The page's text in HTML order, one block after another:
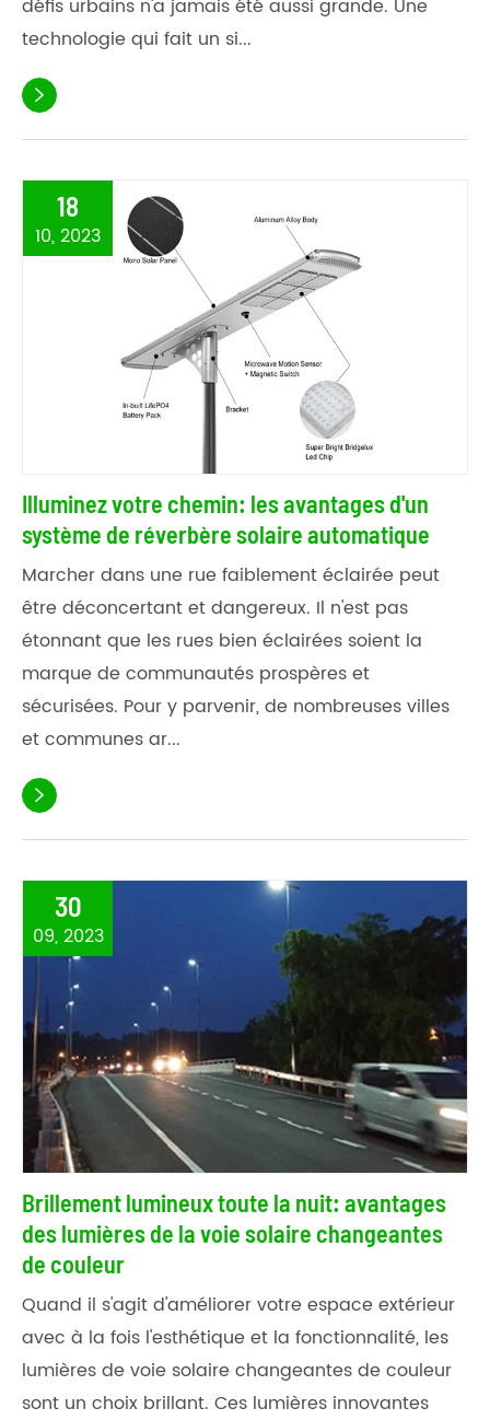
défis urbains n'a jamais été aussi grande. Une
technologie qui fait un si...

18
10, 2023
Illuminez votre chemin: les avantages d'un
système de réverbère solaire automatique
Marcher dans une rue faiblement éclairée peut
être déconcertant et dangereux. Il n'est pas
étonnant que les rues bien éclairées soient la
marque de communautés prospères et
sécurisées. Pour y parvenir, de nombreuses villes
et communes ar...

30
09, 2023
Brillement lumineux toute la nuit: avantages
des lumières de la voie solaire changeantes
de couleur
Quand il s'agit d'améliorer votre espace extérieur
avec à la fois l'esthétique et la fonctionnalité, les
lumières de voie solaire changeantes de couleur
sont un choix brillant. Ces lumières innovantes